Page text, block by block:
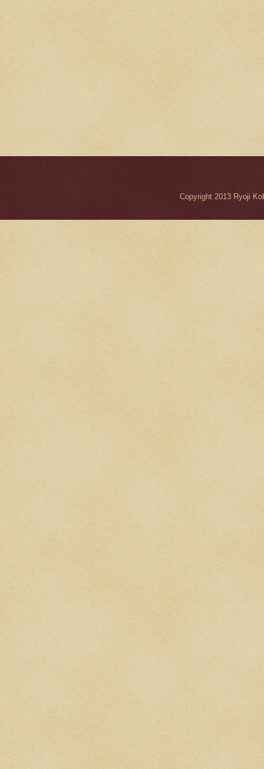
Copyright 2013 Ryoji